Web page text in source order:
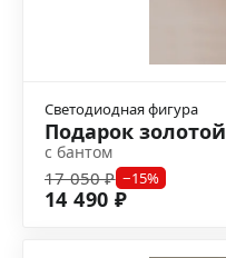
Светодиодная фигура
Подарок золотой
с бантом
17 050 ₽ −15%
14 490 ₽